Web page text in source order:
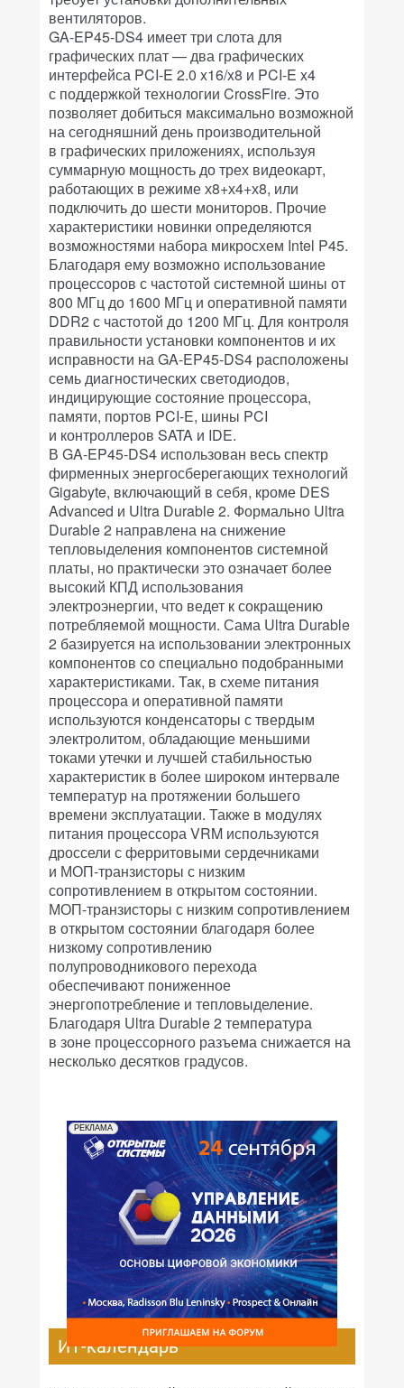
вентиляторов.
GA-EP45-DS4 имеет три слота для
графических плат — два графических
интерфейса PCI-E 2.0 x16/x8 и PCI-E x4
с поддержкой технологии CrossFire. Это
позволяет добиться максимально возможной
на сегодняшний день производительной
в графических приложениях, используя
суммарную мощность до трех видеокарт,
работающих в режиме х8+х4+х8, или
подключить до шести мониторов. Прочие
характеристики новинки определяются
возможностями набора микросхем Intel P45.
Благодаря ему возможно использование
процессоров с частотой системной шины от
800 МГц до 1600 МГц и оперативной памяти
DDR2 с частотой до 1200 МГц. Для контроля
правильности установки компонентов и их
исправности на GA-EP45-DS4 расположены
семь диагностических светодиодов,
индицирующие состояние процессора,
памяти, портов PCI-E, шины PCI
и контроллеров SATA и IDE.
В GA-EP45-DS4 использован весь спектр
фирменных энергосберегающих технологий
Gigabyte, включающий в себя, кроме DES
Advanced и Ultra Durable 2. Формально Ultra
Durable 2 направлена на снижение
тепловыделения компонентов системной
платы, но практически это означает более
высокий КПД использования
электроэнергии, что ведет к сокращению
потребляемой мощности. Сама Ultra Durable
2 базируется на использовании электронных
компонентов со специально подобранными
характеристиками. Так, в схеме питания
процессора и оперативной памяти
используются конденсаторы с твердым
электролитом, обладающие меньшими
токами утечки и лучшей стабильностью
характеристик в более широком интервале
температур на протяжении большего
времени эксплуатации. Также в модулях
питания процессора VRM используются
дроссели с ферритовыми сердечниками
и МОП-транзисторы с низким
сопротивлением в открытом состоянии.
МОП-транзисторы с низким сопротивлением
в открытом состоянии благодаря более
низкому сопротивлению
полупроводникового перехода
обеспечивают пониженное
энергопотребление и тепловыделение.
Благодаря Ultra Durable 2 температура
в зоне процессорного разъема снижается на
несколько десятков градусов.
РЕКЛАМА
ИТ-календарь